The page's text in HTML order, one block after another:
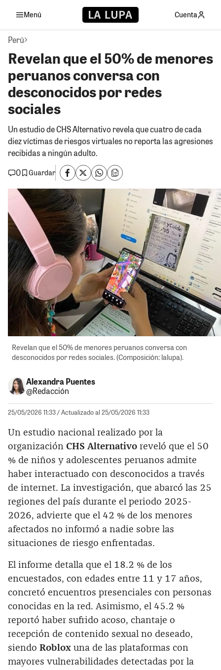
Menú Cuenta
Perú
Revelan que el 50% de menores
peruanos conversa con
desconocidos por redes
sociales
Un estudio de CHS Alternativo revela que cuatro de cada
diez víctimas de riesgos virtuales no reporta las agresiones
recibidas a ningún adulto.
0
Guardar
Revelan que el 50% de menores peruanos conversa con
desconocidos por redes sociales. (Composición: lalupa).
Alexandra Puentes
@Redacción
25/05/2026 11:33/ Actualizado al 25/05/2026 11:33
Un estudio nacional realizado por la
organización CHS Alternativo reveló que el 50
% de niños y adolescentes peruanos admite
haber interactuado con desconocidos a través
de internet. La investigación, que abarcó las 25
regiones del país durante el periodo 2025-
2026, advierte que el 42 % de los menores
afectados no informó a nadie sobre las
situaciones de riesgo enfrentadas.
El informe detalla que el 18.2 % de los
encuestados, con edades entre 11 y 17 años,
concretó encuentros presenciales con personas
conocidas en la red. Asimismo, el 45.2 %
reportó haber sufrido acoso, chantaje o
recepción de contenido sexual no deseado,
siendo Roblox una de las plataformas con
mayores vulnerabilidades detectadas por la